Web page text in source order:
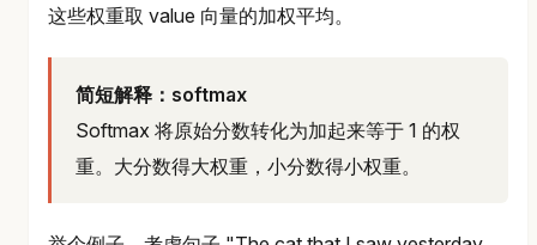
这些权重取 value 向量的加权平均。
简短解释：softmax
Softmax 将原始分数转化为加起来等于 1 的权
重。大分数得大权重，小分数得小权重。